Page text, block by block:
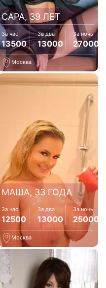
САРА, 39 ЛЕТ
За час
13500
За два
13000
За ночь
27000
Москва
МАША, 33 ГОДА
За час
12500
За два
13000
За ночь
25000
Москва